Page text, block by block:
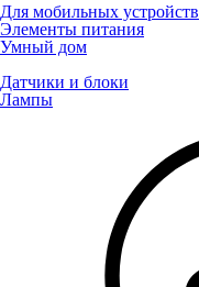
Для мобильных устройств
Элементы питания
Умный дом
Датчики и блоки
Лампы